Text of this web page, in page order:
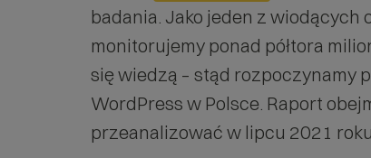
badania. Jako jeden z
monitorujemy ponad półtora
się wiedzą – stąd rozpoczynamy
WordPress w Polsce. Raport
przeanalizować w lipcu 2021